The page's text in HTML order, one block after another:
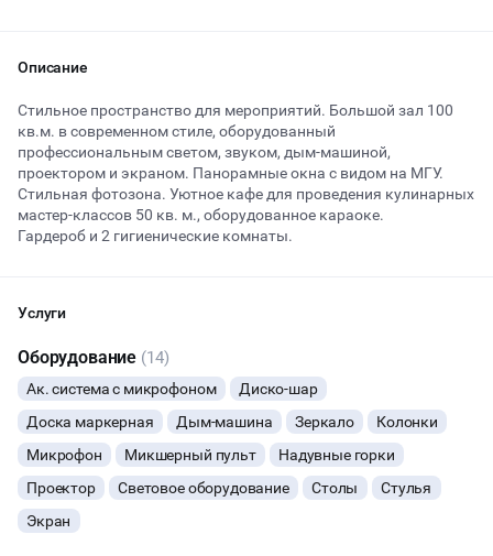
Описание
Стильное пространство для мероприятий. Большой зал 100
кв.м. в современном стиле, оборудованный
профессиональным светом, звуком, дым-машиной,
проектором и экраном. Панорамные окна с видом на МГУ.
Стильная фотозона. Уютное кафе для проведения кулинарных
мастер-классов 50 кв. м., оборудованное караоке.
Гардероб и 2 гигиенические комнаты.
Услуги
Оборудование (14)
Ак. система с микрофоном
Диско-шар
Доска маркерная
Дым-машина Зеркало
Колонки
Микрофон
Микшерный пульт
Надувные горки
Проектор
Световое оборудование Столы
Стулья
Экран
от 10000 ₽ за час
Тип мероприятия
ВЕЧЕРИНКИ
ДЕТСКИЕ ПРАЗДНИКИ
КОРПОРАТИВЫ
ДЕЛОВЫЕ МЕРОПРИЯТИЯ
Окончание
ДАННЫЙ ЛОФТ СЕЙЧАС НЕ АКТИВЕН
ОСТАВИТЬ ЗАЯВКУ
Вы можете отменить заявку в любой момент, это бесплатно